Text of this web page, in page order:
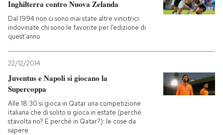
Inghilterra contro Nuova Zelanda
Dal 1994 non ci sono mai state altre vincitrici:
indovinate chi sono le favorite per l’edizione di
quest'anno
22/12/2014
Juventus e Napoli si giocano la
Supercoppa
Alle 18:30 si gioca in Qatar una competizione
italiana che di solito si gioca in estate (perché
stavolta no? E perché in Qatar?): le cose da
sapere